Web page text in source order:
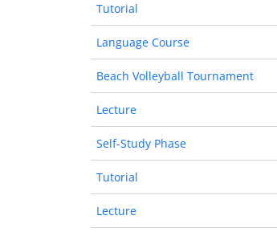
Tutorial
Language Course
Beach Volleyball Tournament
Lecture
Self-Study Phase
Tutorial
Lecture